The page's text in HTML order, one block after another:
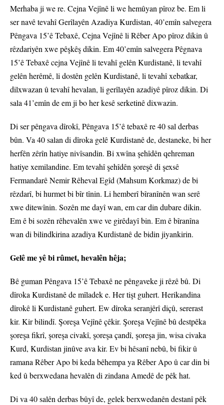
Merhaba ji we re. Cejna Vejînê li we hemûyan pîroz be. Em li
ser navê tevahî Gerîlayên Azadiya Kurdistan, 40’emîn salvegera
Pêngava 15’ê Tebaxê, Cejna Vejînê li Rêber Apo pîroz dikin û
rêzdariyên xwe pêşkêş dikin. Em 40’emîn salvegera Pêgnava
15’ê Tebaxê cejna Vejînê li tevahî gelên Kurdistanê, li tevahî
gelên herêmê, li dostên gelên Kurdistanê, li tevahî xebatkar,
dilxwazan û tevahî hevalan, li gerîlayên azadiyê pîroz dikin. Di
sala 41’emîn de em ji bo her kesê serketinê dixwazin.
Di ser pêngava dîrokî, Pêngava 15’ê tebaxê re 40 sal derbas
bûn. Va 40 salan di dîroka gelê Kurdistanê de, destaneke, bi her
herfên zêrîn hatiye nivîsandin. Bi xwîna şehîdên qehreman
hatiye xemilandine. Em tevahî şehîdên şoreşê di şexsê
Fermandarê Nemir Rêheval Egîd (Mahsum Korkmaz) de bi
rêzdarî, bi hurmet bi bîr tînin. Li hemberî bîranînên wan serê
xwe ditewînin. Sozên me dayî wan, em car din dubare dikin.
Em ê bi sozên rêhevalên xwe ve girêdayî bin. Em ê bîranîna
wan di bilindkirina azadiya Kurdistanê de bidin jiyankirin.
Gelê me yê bi rûmet, hevalên hêja;
Bê guman Pêngava 15’ê Tebaxê ne pêngaveke ji rêzê bû. Di
dîroka Kurdistanê de mîladek e. Her tişt guhert. Herikandina
dîrokê li Kurdistanê guhert. Ew dîroka seranjêrî diçû, sererast
kir. Kir bilindî. Şoreşa Vejînê çêkir. Şoreşa Vejînê bû destpêka
şoreşa fikrî, şoreşa civakî, şoreşa çandî, şoreşa jin, wisa civaka
Kurd, Kurdistan jinûve ava kir. Ev bi hêsanî nebû, bi fikir û
ramana Rêber Apo bi keda bêhempa ya Rêber Apo û car din bi
ked û berxwedana hevalên di zindana Amedê de pêk hat.
Di va 40 salên derbas bûyî de, gelek berxwedanên destanî pêk